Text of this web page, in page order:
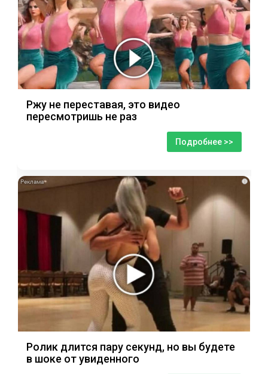
Ржу не переставая, это видео
пересмотришь не раз
Подробнее >>
i
Ролик длится пару секунд, но вы будете
в шоке от увиденного